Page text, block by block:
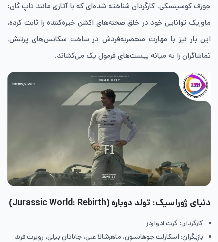
جوزف کوسینسکی، کارگردان شناخته ‌شده‌ای که با آثاری مانند تاپ گان:
ماوریک توانایی خود در خلق صحنه‌های اکشن خیره‌کننده را ثابت کرده،
این بار نیز با مهارت منحصربه‌فردش در ساخت سکانس‌های پرتنش،
تماشاگران را به میانه پیست‌های فرمول یک می‌کشاند.
دنیای ژوراسیک: تولد دوباره (Jurassic World: Rebirth)
کارگردان: گرت ادواردز
بازیگران: اسکارلت جوهانسون، ماهرشالا علی، جاناتان بیلی، روپرت فرند